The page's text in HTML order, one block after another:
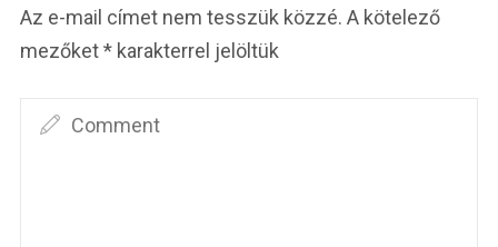
Az e-mail címet nem tesszük közzé. A kötelező
mezőket* karakterrel jelöltük